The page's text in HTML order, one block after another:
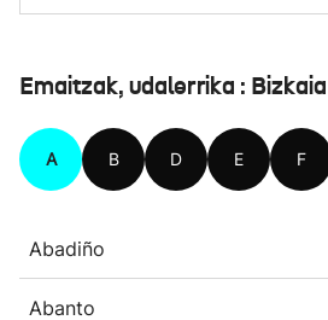
Emaitzak, udalerrika : Bizkaia
A B D E F
Abadiño
Abanto